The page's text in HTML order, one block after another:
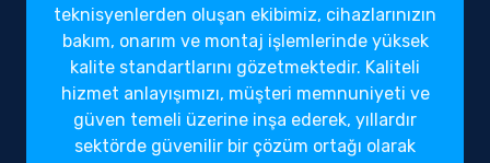
teknisyenlerden oluşan ekibimiz, cihazlarınızın
bakım, onarım ve montaj işlemlerinde yüksek
kalite standartlarını gözetmektedir. Kaliteli
hizmet anlayışımızı, müşteri memnuniyeti ve
güven temeli üzerine inşa ederek, yıllardır
sektörde güvenilir bir çözüm ortağı olarak